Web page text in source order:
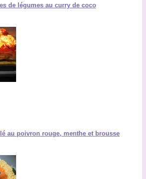
de légumes au curry de coco
au poivron rouge, menthe et brousse